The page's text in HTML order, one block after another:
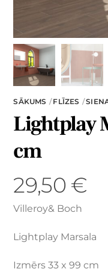
SĀKUMS FLĪZES
Lightplay
cm
29,50 €
Villeroy& Boch
Lightplay Marsala
Izmērs 33 x 99 cm